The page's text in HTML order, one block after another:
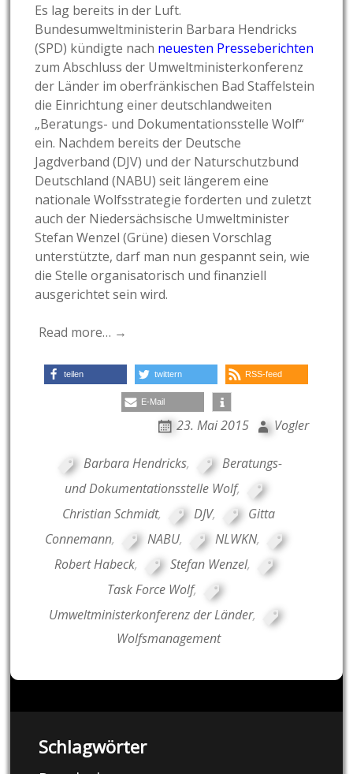
Es lag bereits in der Luft.
Bundesumweltministerin Barbara Hendricks
(SPD) kündigte nach neuesten Presseberichten
zum Abschluss der Umweltministerkonferenz
der Länder im oberfränkischen Bad Staffelstein
die Einrichtung einer deutschlandweiten
„Beratungs- und Dokumentationsstelle Wolf“
ein. Nachdem bereits der Deutsche
Jagdverband (DJV) und der Naturschutzbund
Deutschland (NABU) seit längerem eine
nationale Wolfsstrategie forderten und zuletzt
auch der Niedersächsische Umweltminister
Stefan Wenzel (Grüne) diesen Vorschlag
unterstützte, darf man nun gespannt sein, wie
die Stelle organisatorisch und finanziell
ausgerichtet sein wird.
Read more… →
teilen twittern RSS-feed
E-Mail
23. Mai 2015 Vogler
Barbara Hendricks,
Beratungs-
und Dokumentationsstelle Wolf,
Christian Schmidt, DJV,
Gitta
Connemann, NABU, NLWKN,
Robert Habeck, Stefan Wenzel,
Task Force Wolf,
Umweltministerkonferenz der Länder,
Wolfsmanagement
Schlagwörter